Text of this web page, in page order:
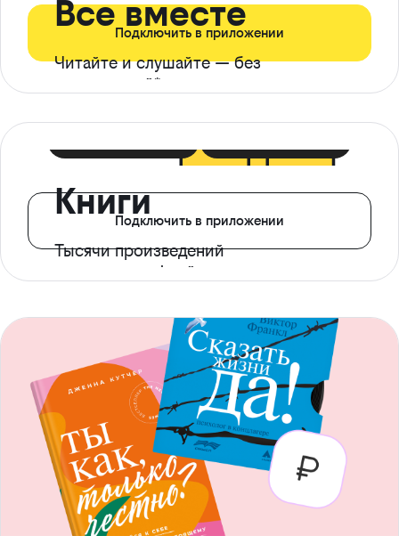
Все вместе
Читайте и слушайте — без
ограничений*
Подключить в приложении
Книги
Тысячи произведений
с доступом офлайн
Подключить в приложении